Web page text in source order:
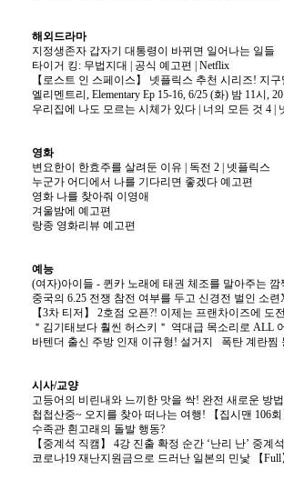
해외드라마
지정생존자 갑자기 대통령이 바뀌면 일어나는 일들
타이거 킹: 무법지대 | 공식 예고편 | Netflix
【로스트 인 스페이스】 넷플릭스 추천 시리즈! 지
엘리멘트리, Elementary Ep 15-16, 6/25 (화) 밤 11시,
우리집에 나도 모르는 시체가 있다 | 너의 모든 것 4 |
영화
변요한이 한효주를 살려둔 이유 | 독전 2 | 넷플릭스
누군가 어디에서 나를 기다리면 좋겠다 예고편
영화 나를 찾아줘 이영애
겨울밤에 예고편
랑종 영화리뷰 예고편
예능
(여자)아이들 - 퀸카 노래에 태권 체조를 말아주는
중국의 6.25 전쟁 참전 여부를 두고 신경전 벌인 소
【3차 티저】 2호점 오픈?! 이제는 프랜차이즈에 도
＂김기태보다 훨씬 허스키＂ 역대급 목소리로 ALL
바텐더 출신 주방 인재 이규형! 설거지 폭탄 계란찜
시사/교양
고등어의 비린내와 느끼한 맛을 싹! 완전 새로운 방
첩첩산중~ 오지를 찾아 떠나는 여행! 【집시맨 106회
수족관 흰고래의 돌발 행동?
【중계석 직캠】 4강 진출 확정 순간 ‘난리 난’ 중계
코로나19 재난지원금으로 드러난 일본의 민낯 【